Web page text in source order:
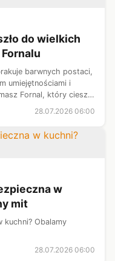
do wielkich
barwnych postaci,
umiejętnościami i
Fornal, który cieszy
Kurek, odpoczywający
28.07.2026 06:00
w
mit
kuchni? Obalamy
28.07.2026 06:00